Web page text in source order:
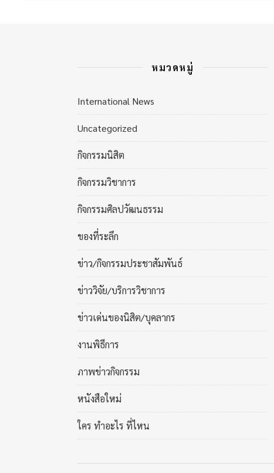
หมวดหมู่
International News
Uncategorized
กิจกรรมนิสิต
กิจกรรมวิชาการ
กิจกรรมศิลปวัฒนธรรม
ของที่ระลึก
ข่าว/กิจกรรมประชาสัมพันธ์
ข่าววิจัย/บริการวิชาการ
ข่าวเด่นของนิสิต/บุคลากร
งานพิธีการ
ภาพข่าวกิจกรรม
หนังสือใหม่
ใคร ทำอะไร ที่ไหน